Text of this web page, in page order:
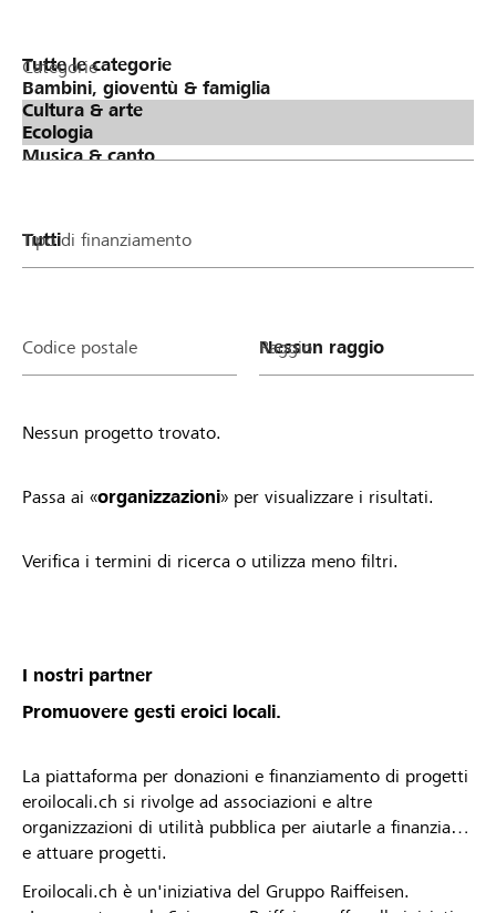
Categorie
Tipo di finanziamento
Codice postale Raggio
Nessun progetto trovato.
Passa ai «organizzazioni» per visualizzare i risultati.
Verifica i termini di ricerca o utilizza meno filtri.
I nostri partner
Promuovere gesti eroici locali.
La piattaforma per donazioni e finanziamento di progetti
eroilocali.ch si rivolge ad associazioni e altre
organizzazioni di utilità pubblica per aiutarle a finanziare
e attuare progetti.
Eroilocali.ch è un'iniziativa del Gruppo Raiffeisen.